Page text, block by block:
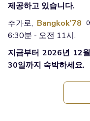
제공하고 있습니다.
추가로, Bangkok'78
6:30분 - 오전 11시.
지금부터 2026년 12
30일까지 숙박하세요.